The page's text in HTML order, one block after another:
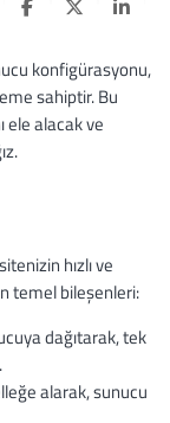
konfigürasyonu,
sahiptir. Bu
ele alacak ve
hızlı ve
temel bileşenleri:
dağıtarak, tek
alarak, sunucu